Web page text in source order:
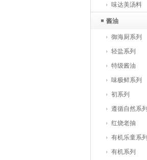
味达美汤料
酱油
御海厨系列
轻盐系列
特级酱油
味极鲜系列
初系列
遵循自然系列
红烧老抽
有机乐童系列
有机系列